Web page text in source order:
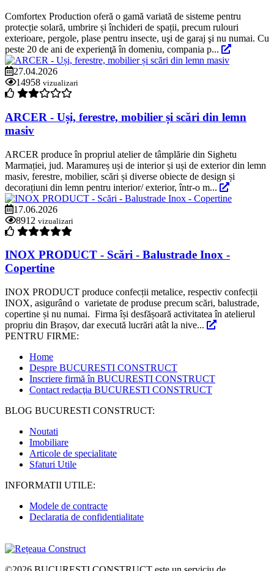
Comfortex Production oferă o gamă variată de sisteme pentru
protecție solară, umbrire și închideri de spații, precum rulouri
exterioare, pergole, plase pentru insecte, uşi de garaj şi nu numai. Cu
peste 20 de ani de experienţă în domeniu, compania p...
27.04.2026
14958 vizualizari
ARCER - Uși, ferestre, mobilier și scări din lemn
masiv
ARCER produce în propriul atelier de tâmplărie din Sighetu
Marmației, jud. Maramureș uși de interior și uși de exterior din lemn
masiv, ferestre, mobilier, scări și diverse obiecte de design și
decorațiuni din lemn pentru interior/ exterior, într-o m...
17.06.2026
8912 vizualizari
INOX PRODUCT - Scări - Balustrade Inox -
Copertine
INOX PRODUCT produce confecții metalice, respectiv confecții
INOX, asigurând o varietate de produse precum scări, balustrade,
copertine și nu numai. Firma își desfășoară activitatea în atelierul
propriu din Brașov, dar execută lucrări atât la nive...
PENTRU FIRME:
Home
Despre BUCURESTI CONSTRUCT
Inscriere firmă în BUCURESTI CONSTRUCT
Contact redacţia BUCURESTI CONSTRUCT
BLOG BUCURESTI CONSTRUCT:
Noutati
Imobiliare
Articole de specialitate
Sfaturi Utile
INFORMATII UTILE:
Modele de contracte
Declaratia de confidentialitate